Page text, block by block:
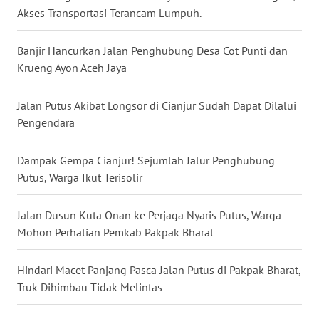
Akses Transportasi Terancam Lumpuh.
Banjir Hancurkan Jalan Penghubung Desa Cot Punti dan
Krueng Ayon Aceh Jaya
Jalan Putus Akibat Longsor di Cianjur Sudah Dapat Dilalui
Pengendara
Dampak Gempa Cianjur! Sejumlah Jalur Penghubung
Putus, Warga Ikut Terisolir
Jalan Dusun Kuta Onan ke Perjaga Nyaris Putus, Warga
Mohon Perhatian Pemkab Pakpak Bharat
Hindari Macet Panjang Pasca Jalan Putus di Pakpak Bharat,
Truk Dihimbau Tidak Melintas
WN
KALTARA
WN
KALSEL
WN
WN